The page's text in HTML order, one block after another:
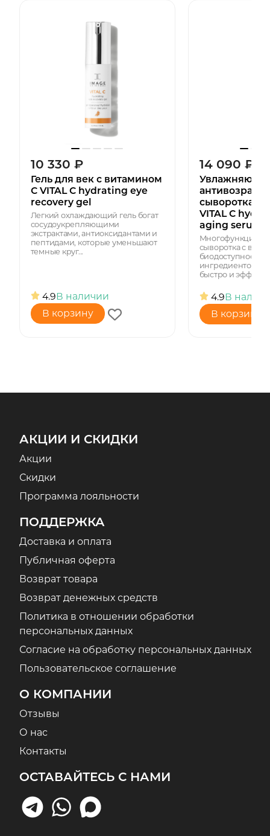
10 330 ₽
Гель для век с витамином
С VITAL C hydrating eye
recovery gel
Легкий охлаждающий гель богат
сосудоукрепляющими
экстрактами, антиоксидантами и
пептидами, которые уменьшают
темные круг...
4.9В наличии
В корзину
14 090 ₽
сыворотка с
VITAL C
aging serum
сыворотка с
ингредиентов,
быстро и
4.9В
В корзину
АКЦИИ И СКИДКИ
Акции
Скидки
Программа лояльности
ПОДДЕРЖКА
Доставка и оплата
Публичная оферта
Возврат товара
Возврат денежных средств
Политика в отношении обработки
персональных данных
Согласие на обработку персональных данных
Пользовательское соглашение
О КОМПАНИИ
Отзывы
О нас
Контакты
ОСТАВАЙТЕСЬ С НАМИ